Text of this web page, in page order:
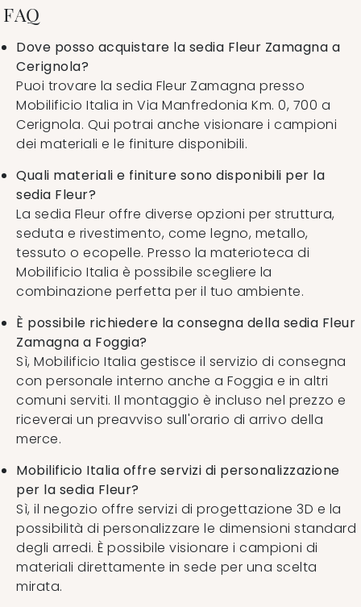
FAQ
Dove posso acquistare la sedia Fleur Zamagna a
Cerignola?
Puoi trovare la sedia Fleur Zamagna presso
Mobilificio Italia in Via Manfredonia Km. 0, 700 a
Cerignola. Qui potrai anche visionare i campioni
dei materiali e le finiture disponibili.
Quali materiali e finiture sono disponibili per la
sedia Fleur?
La sedia Fleur offre diverse opzioni per struttura,
seduta e rivestimento, come legno, metallo,
tessuto o ecopelle. Presso la materioteca di
Mobilificio Italia è possibile scegliere la
combinazione perfetta per il tuo ambiente.
È possibile richiedere la consegna della sedia Fleur
Zamagna a Foggia?
Sì, Mobilificio Italia gestisce il servizio di consegna
con personale interno anche a Foggia e in altri
comuni serviti. Il montaggio è incluso nel prezzo e
riceverai un preavviso sull'orario di arrivo della
merce.
Mobilificio Italia offre servizi di personalizzazione
per la sedia Fleur?
Sì, il negozio offre servizi di progettazione 3D e la
possibilità di personalizzare le dimensioni standard
degli arredi. È possibile visionare i campioni di
materiali direttamente in sede per una scelta
mirata.